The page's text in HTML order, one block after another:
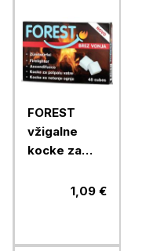
FOREST
vžigalne
kocke za
ognja brez
1,09 €